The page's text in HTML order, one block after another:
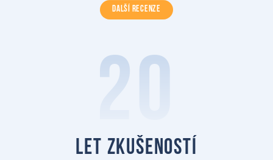
DALŠÍ RECENZE
20
let zkušeností